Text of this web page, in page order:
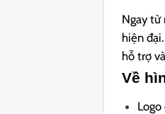
Ngay từ
hiện
hỗ trợ
Về